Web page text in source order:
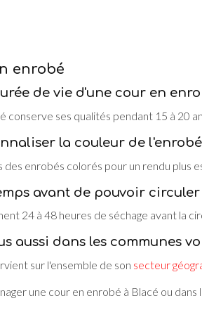
enrobé
de vie d'une cour en
conserve ses qualités pendant 15 à 20
la couleur de
des enrobés colorés pour un rendu plus
avant de pouvoir
24 à 48 heures de séchage avant la
aussi dans les communes
sur l'ensemble de son secteur
une cour en enrobé à Blacé ou dans